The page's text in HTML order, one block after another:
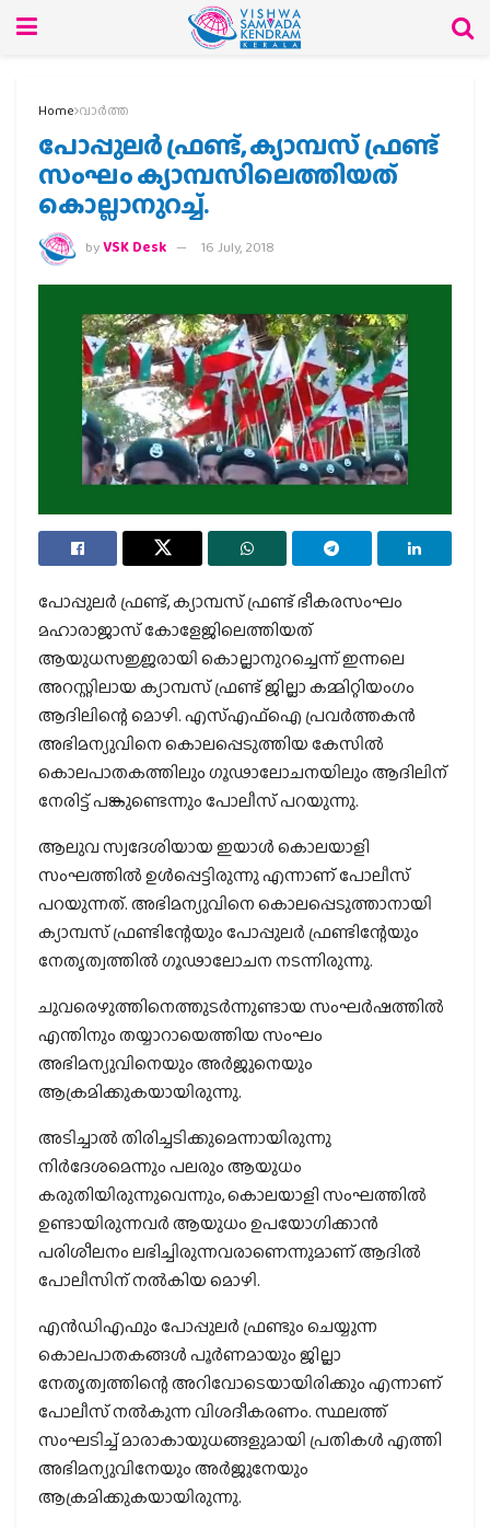
Home വാര്‍ത്ത
പോപ്പുലര്‍ ഫ്രണ്ട്, ക്യാമ്പസ് ഫ്രണ്ട്
സംഘം ക്യാമ്പസിലെത്തിയത്
കൊല്ലാനുറച്ച്.
byVSK Desk 16 July, 2018
പോപ്പുലര്‍ ഫ്രണ്ട്, ക്യാമ്പസ് ഫ്രണ്ട് ഭീകരസംഘം
മഹാരാജാസ് കോളേജിലെത്തിയത്
ആയുധസജ്ജരായി കൊല്ലാനുറച്ചെന്ന് ഇന്നലെ
അറസ്റ്റിലായ ക്യാമ്പസ് ഫ്രണ്ട് ജില്ലാ കമ്മിറ്റിയംഗം
ആദിലിന്റെ മൊഴി. എസ്എഫ്‌ഐ പ്രവര്‍ത്തകന്‍
അഭിമന്യുവിനെ കൊലപ്പെടുത്തിയ കേസില്‍
കൊലപാതകത്തിലും ഗൂഢാലോചനയിലും ആദിലിന്
നേരിട്ട് പങ്കുണ്ടെന്നും പോലീസ് പറയുന്നു.
ആലുവ സ്വദേശിയായ ഇയാള്‍ കൊലയാളി
സംഘത്തില്‍ ഉള്‍പ്പെട്ടിരുന്നു എന്നാണ് പോലീസ്
പറയുന്നത്. അഭിമന്യുവിനെ കൊലപ്പെടുത്താനായി
ക്യാമ്പസ് ഫ്രണ്ടിന്റേയും പോപ്പുലര്‍ ഫ്രണ്ടിന്റേയും
നേതൃത്വത്തില്‍ ഗൂഢാലോചന നടന്നിരുന്നു.
ചുവരെഴുത്തിനെത്തുടര്‍ന്നുണ്ടായ സംഘര്‍ഷത്തില്‍
എന്തിനും തയ്യാറായെത്തിയ സംഘം
അഭിമന്യുവിനെയും അര്‍ജുനെയും
ആക്രമിക്കുകയായിരുന്നു.
അടിച്ചാല്‍ തിരിച്ചടിക്കുമെന്നായിരുന്നു
നിര്‍ദേശമെന്നും പലരും ആയുധം
കരുതിയിരുന്നുവെന്നും, കൊലയാളി സംഘത്തില്‍
ഉണ്ടായിരുന്നവര്‍ ആയുധം ഉപയോഗിക്കാന്‍
പരിശീലനം ലഭിച്ചിരുന്നവരാണെന്നുമാണ് ആദില്‍
പോലീസിന് നല്‍കിയ മൊഴി.
എന്‍ഡിഎഫും പോപ്പുലര്‍ ഫ്രണ്ടും ചെയ്യുന്ന
കൊലപാതകങ്ങള്‍ പൂര്‍ണമായും ജില്ലാ
നേതൃത്വത്തിന്റെ അറിവോടെയായിരിക്കും എന്നാണ്
പോലീസ് നല്‍കുന്ന വിശദീകരണം. സ്ഥലത്ത്
സംഘടിച്ച് മാരാകായുധങ്ങളുമായി പ്രതികള്‍ എത്തി
അഭിമന്യുവിനേയും അര്‍ജുനേയും
ആക്രമിക്കുകയായിരുന്നു.